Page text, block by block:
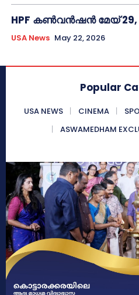
HPF കൺവൻഷൻ മേയ് 29,
USA News May 22, 2026
Popular
USA NEWS CINEMA
ASWAMEDHAM